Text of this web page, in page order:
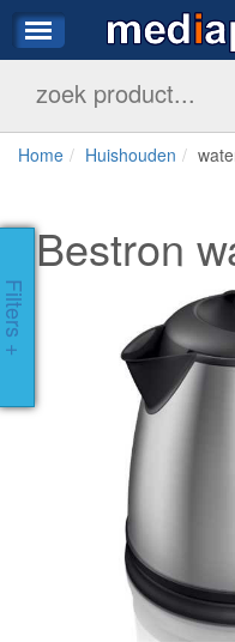
Home Huishouden
Bestron
Filters +